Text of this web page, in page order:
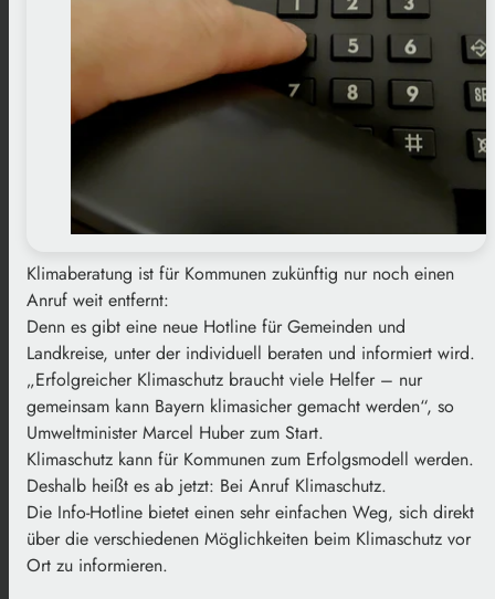
Klimaberatung ist für Kommunen zukünftig nur noch einen
Anruf weit entfernt:
Denn es gibt eine neue Hotline für Gemeinden und
Landkreise, unter der individuell beraten und informiert wird.
„Erfolgreicher Klimaschutz braucht viele Helfer – nur
gemeinsam kann Bayern klimasicher gemacht werden“, so
Umweltminister Marcel Huber zum Start.
Klimaschutz kann für Kommunen zum Erfolgsmodell werden.
Deshalb heißt es ab jetzt: Bei Anruf Klimaschutz.
Die Info-Hotline bietet einen sehr einfachen Weg, sich direkt
über die verschiedenen Möglichkeiten beim Klimaschutz vor
Ort zu informieren.